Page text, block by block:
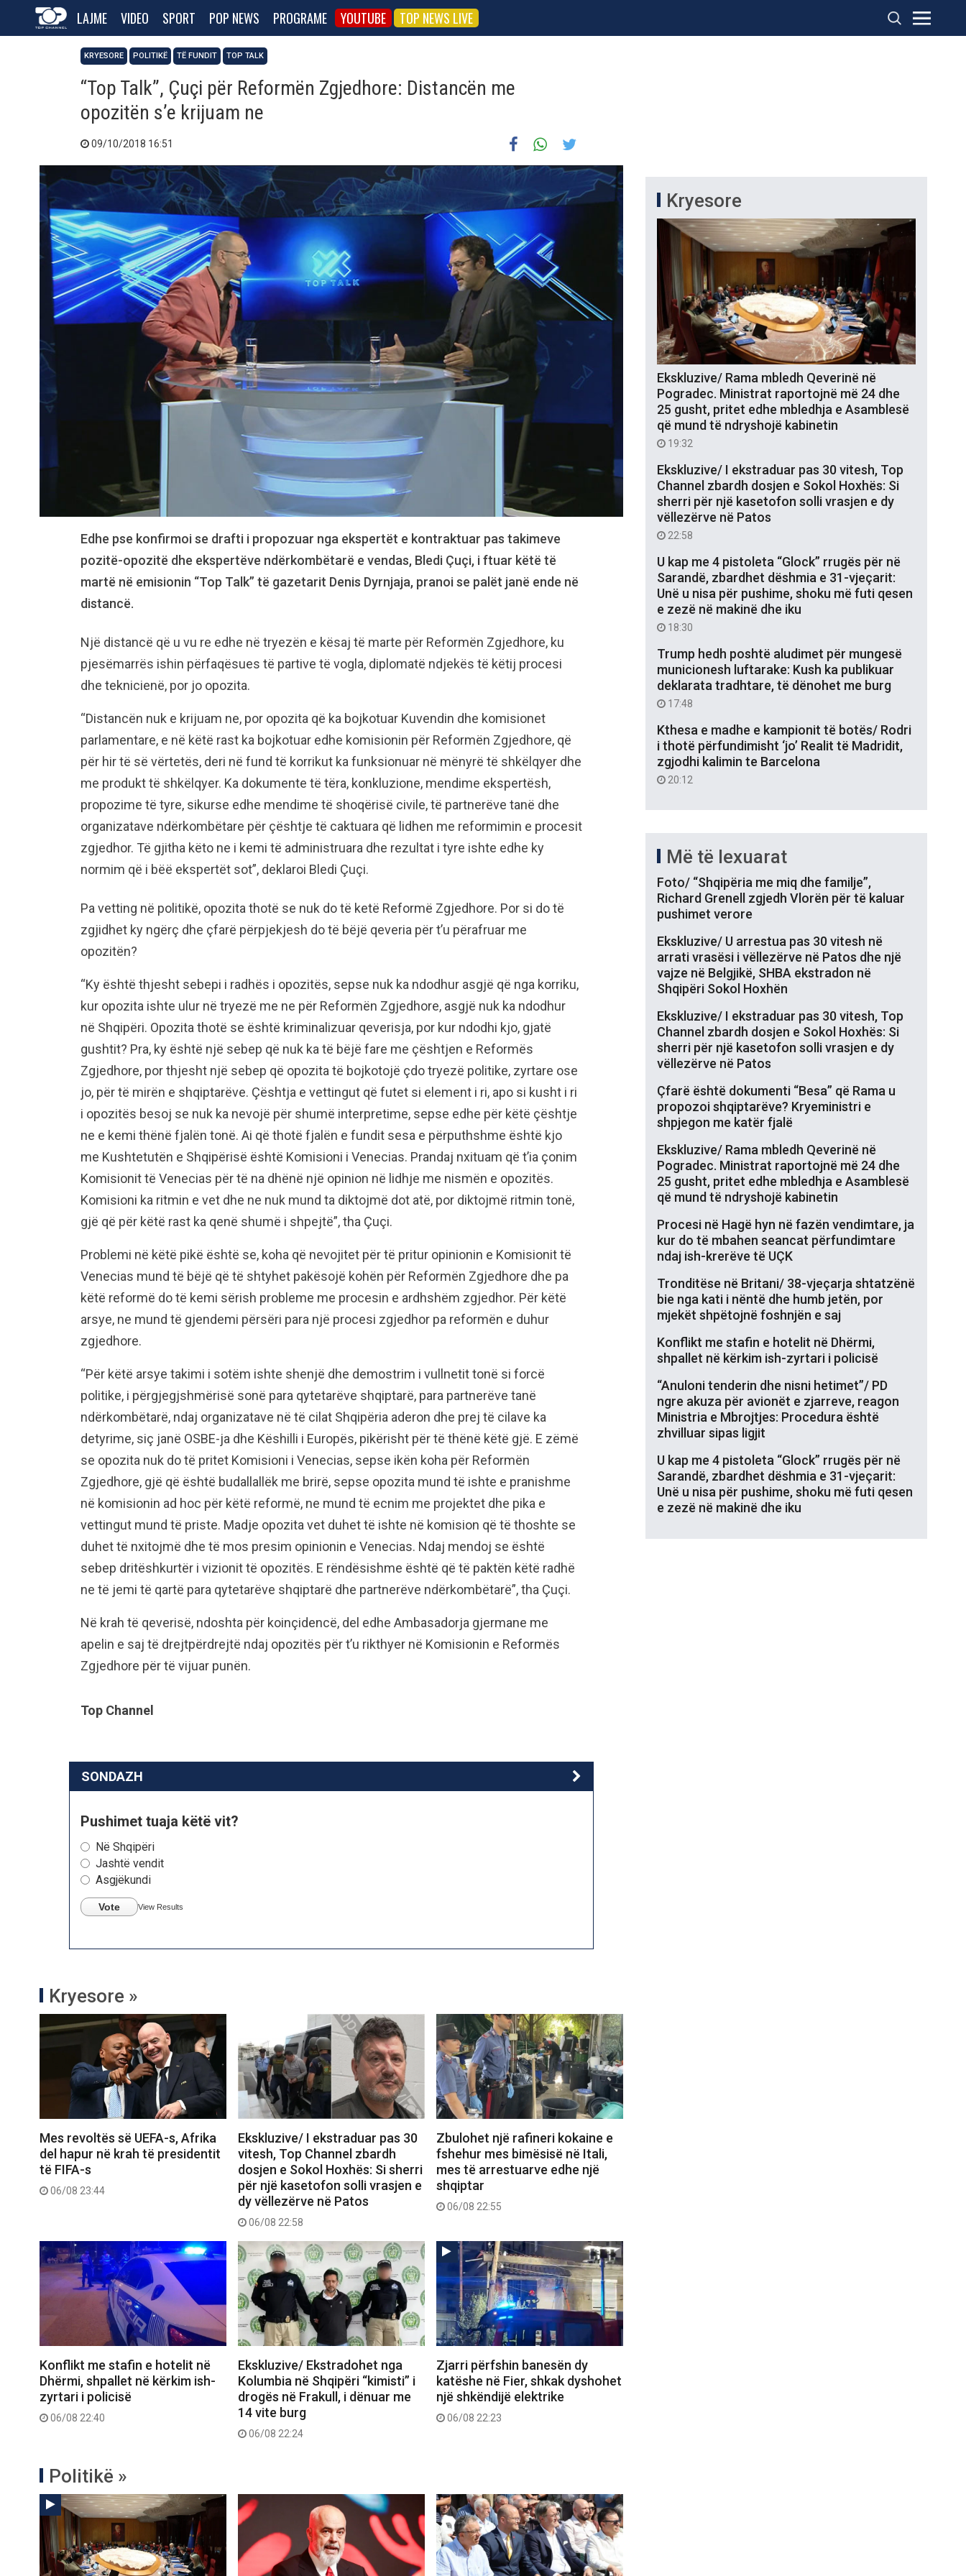
LAJME VIDEO SPORT POP NEWS PROGRAME YOUTUBE TOP NEWS LIVE
KRYESORE POLITIKË TË FUNDIT TOP TALK
“Top Talk”, Çuçi për Reformën Zgjedhore: Distancën me
opozitën s’e krijuam ne
09/10/2018 16:51
Edhe pse konfirmoi se drafti i propozuar nga ekspertët e kontraktuar pas takimeve
pozitë-opozitë dhe ekspertëve ndërkombëtarë e vendas, Bledi Çuçi, i ftuar këtë të
martë në emisionin “Top Talk” të gazetarit Denis Dyrnjaja, pranoi se palët janë ende në
distancë.
Një distancë që u vu re edhe në tryezën e kësaj të marte për Reformën Zgjedhore, ku
pjesëmarrës ishin përfaqësues të partive të vogla, diplomatë ndjekës të këtij procesi
dhe teknicienë, por jo opozita.
“Distancën nuk e krijuam ne, por opozita që ka bojkotuar Kuvendin dhe komisionet
parlamentare, e në këtë rast ka bojkotuar edhe komisionin për Reformën Zgjedhore, që
për hir të së vërtetës, deri në fund të korrikut ka funksionuar në mënyrë të shkëlqyer dhe
me produkt të shkëlqyer. Ka dokumente të tëra, konkluzione, mendime ekspertësh,
propozime të tyre, sikurse edhe mendime të shoqërisë civile, të partnerëve tanë dhe
organizatave ndërkombëtare për çështje të caktuara që lidhen me reformimin e procesit
zgjedhor. Të gjitha këto ne i kemi të administruara dhe rezultat i tyre ishte edhe ky
normim që i bëë ekspertët sot”, deklaroi Bledi Çuçi.
Pa vetting në politikë, opozita thotë se nuk do të ketë Reformë Zgjedhore. Por si do të
zgjidhet ky ngërç dhe çfarë përpjekjesh do të bëjë qeveria për t’u përafruar me
opozitën?
“Ky është thjesht sebepi i radhës i opozitës, sepse nuk ka ndodhur asgjë që nga korriku,
kur opozita ishte ulur në tryezë me ne për Reformën Zgjedhore, asgjë nuk ka ndodhur
në Shqipëri. Opozita thotë se është kriminalizuar qeverisja, por kur ndodhi kjo, gjatë
gushtit? Pra, ky është një sebep që nuk ka të bëjë fare me çështjen e Reformës
Zgjedhore, por thjesht një sebep që opozita të bojkotojë çdo tryezë politike, zyrtare ose
jo, për të mirën e shqiptarëve. Çështja e vettingut që futet si element i ri, apo si kusht i ri
i opozitës besoj se nuk ka nevojë për shumë interpretime, sepse edhe për këtë çështje
ne e kemi thënë fjalën tonë. Ai që thotë fjalën e fundit sesa e përputhshme është kjo
me Kushtetutën e Shqipërisë është Komisioni i Venecias. Prandaj nxituam që t’ia çonim
Komisionit të Venecias për të na dhënë një opinion në lidhje me nismën e opozitës.
Komisioni ka ritmin e vet dhe ne nuk mund ta diktojmë dot atë, por diktojmë ritmin tonë,
gjë që për këtë rast ka qenë shumë i shpejtë”, tha Çuçi.
Problemi në këtë pikë është se, koha që nevojitet për të pritur opinionin e Komisionit të
Venecias mund të bëjë që të shtyhet pakësojë kohën për Reformën Zgjedhore dhe pa
këtë reformë do të kemi sërish probleme me procesin e ardhshëm zgjedhor. Për këtë
arsye, ne mund të gjendemi përsëri para një procesi zgjedhor pa reformën e duhur
zgjedhore.
“Për këtë arsye takimi i sotëm ishte shenjë dhe demostrim i vullnetit tonë si forcë
politike, i përgjegjshmërisë sonë para qytetarëve shqiptarë, para partnerëve tanë
ndërkombëtarë, ndaj organizatave në të cilat Shqipëria aderon dhe prej të cilave ka
detyrime, siç janë OSBE-ja dhe Këshilli i Europës, pikërisht për të thënë këtë gjë. E zëmë
se opozita nuk do të pritet Komisioni i Venecias, sepse ikën koha për Reformën
Zgjedhore, gjë që është budallallëk me brirë, sepse opozita mund të ishte e pranishme
në komisionin ad hoc për këtë reformë, ne mund të ecnim me projektet dhe pika e
vettingut mund të priste. Madje opozita vet duhet të ishte në komision që të thoshte se
duhet të nxitojmë dhe të mos presim opinionin e Venecias. Ndaj mendoj se është
sebep dritëshkurtër i vizionit të opozitës. E rëndësishme është që të paktën këtë radhë
ne të jemi të qartë para qytetarëve shqiptarë dhe partnerëve ndërkombëtarë”, tha Çuçi.
Në krah të qeverisë, ndoshta për koinçidencë, del edhe Ambasadorja gjermane me
apelin e saj të drejtpërdrejtë ndaj opozitës për t’u rikthyer në Komisionin e Reformës
Zgjedhore për të vijuar punën.
Top Channel
SONDAZH
Pushimet tuaja këtë vit?
Në Shqipëri
Jashtë vendit
Asgjëkundi
Vote View Results
Kryesore »
Mes revoltës së UEFA-s, Afrika
del hapur në krah të presidentit
të FIFA-s
06/08 23:44
Ekskluzive/ I ekstraduar pas 30
vitesh, Top Channel zbardh
dosjen e Sokol Hoxhës: Si sherri
për një kasetofon solli vrasjen e
dy vëllezërve në Patos
06/08 22:58
Zbulohet një rafineri kokaine e
fshehur mes bimësisë në Itali,
mes të arrestuarve edhe një
shqiptar
06/08 22:55
Konflikt me stafin e hotelit në
Dhërmi, shpallet në kërkim ish-
zyrtari i policisë
06/08 22:40
Ekskluzive/ Ekstradohet nga
Kolumbia në Shqipëri “kimisti” i
drogës në Frakull, i dënuar me
14 vite burg
06/08 22:24
Zjarri përfshin banesën dy
katëshe në Fier, shkak dyshohet
një shkëndijë elektrike
06/08 22:23
Politikë »
Kryesore
Ekskluzive/ Rama mbledh Qeverinë në
Pogradec. Ministrat raportojnë më 24 dhe
25 gusht, pritet edhe mbledhja e Asamblesë
që mund të ndryshojë kabinetin
19:32
Ekskluzive/ I ekstraduar pas 30 vitesh, Top
Channel zbardh dosjen e Sokol Hoxhës: Si
sherri për një kasetofon solli vrasjen e dy
vëllezërve në Patos
22:58
U kap me 4 pistoleta “Glock” rrugës për në
Sarandë, zbardhet dëshmia e 31-vjeçarit:
Unë u nisa për pushime, shoku më futi qesen
e zezë në makinë dhe iku
18:30
Trump hedh poshtë aludimet për mungesë
municionesh luftarake: Kush ka publikuar
deklarata tradhtare, të dënohet me burg
17:48
Kthesa e madhe e kampionit të botës/ Rodri
i thotë përfundimisht ‘jo’ Realit të Madridit,
zgjodhi kalimin te Barcelona
20:12
Më të lexuarat
Foto/ “Shqipëria me miq dhe familje”,
Richard Grenell zgjedh Vlorën për të kaluar
pushimet verore
Ekskluzive/ U arrestua pas 30 vitesh në
arrati vrasësi i vëllezërve në Patos dhe një
vajze në Belgjikë, SHBA ekstradon në
Shqipëri Sokol Hoxhën
Ekskluzive/ I ekstraduar pas 30 vitesh, Top
Channel zbardh dosjen e Sokol Hoxhës: Si
sherri për një kasetofon solli vrasjen e dy
vëllezërve në Patos
Çfarë është dokumenti “Besa” që Rama u
propozoi shqiptarëve? Kryeministri e
shpjegon me katër fjalë
Ekskluzive/ Rama mbledh Qeverinë në
Pogradec. Ministrat raportojnë më 24 dhe
25 gusht, pritet edhe mbledhja e Asamblesë
që mund të ndryshojë kabinetin
Procesi në Hagë hyn në fazën vendimtare, ja
kur do të mbahen seancat përfundimtare
ndaj ish-krerëve të UÇK
Tronditëse në Britani/ 38-vjeçarja shtatzënë
bie nga kati i nëntë dhe humb jetën, por
mjekët shpëtojnë foshnjën e saj
Konflikt me stafin e hotelit në Dhërmi,
shpallet në kërkim ish-zyrtari i policisë
“Anuloni tenderin dhe nisni hetimet”/ PD
ngre akuza për avionët e zjarreve, reagon
Ministria e Mbrojtjes: Procedura është
zhvilluar sipas ligjit
U kap me 4 pistoleta “Glock” rrugës për në
Sarandë, zbardhet dëshmia e 31-vjeçarit:
Unë u nisa për pushime, shoku më futi qesen
e zezë në makinë dhe iku